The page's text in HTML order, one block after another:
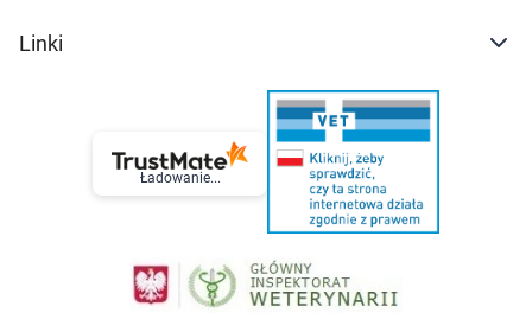
Linki
Ładowanie...